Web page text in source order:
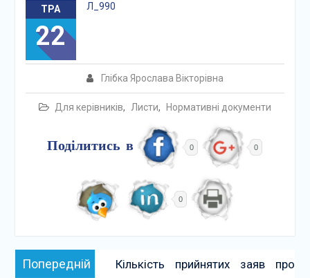
ТРА
22
Глібка Ярослава Вікторівна
Для керівників, Листи, Нормативні документи
Л_990
Поділитись в 0 0
0
Навігація
записів
Попередній Попередній:
Кількість прийнятих заяв про